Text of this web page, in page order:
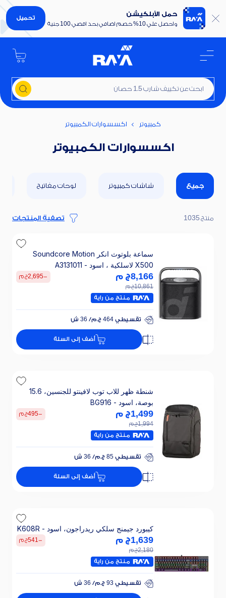
حمل الأبلكيشن
واحصل علي 10% خصم اضافي بحد اقصي 100 جنية
تحميل
كمبيوتر اكسسوارات الكمبيوتر
اكسسوارات الكمبيوتر
جميع شاشات كمبيوتر لوحات مفاتيح
منتج 1035 تصفية المنتجات
سماعة بلوتوث انكر Soundcore Motion
X500 لاسلكية ، اسود - A3131011
8,166ج م
10,861ج م
-
2,695ج م
منتج من راية
تقسيطي 464 ج.م/ 36 ش
خصم 30% على الفائدة
أضف إلى السلة
شنطة ظهر للاب توب لافينتو للجنسين، 15.6
بوصة، اسود - BG916
1,499ج م
1,994ج م
-
495ج م
منتج من راية
تقسيطي 85 ج.م/ 36 ش
خصم 30% على الفائدة
أضف إلى السلة
كيبورد جيمنج سلكي ريدراجون، اسود - K608R
1,639ج م
2,180ج م
-
541ج م
منتج من راية
تقسيطي 93 ج.م/ 36 ش
خصم 30% على الفائدة